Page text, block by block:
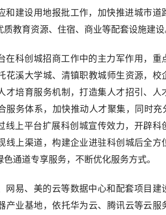
和建设用地报批工作，加快推进城市道
教育资源、住宿、商业等配套设施建设
在科创城招商工作中的主力军作用，重
花溪大学城、清镇职教城师生资源，校
才培育服务机制，打造集人才招引、人
服务体系，加快推动人才聚集，同时充
线上平台扩展科创城宣传效力，开辟科
线上渠道，构建企业进驻科创城后全方
通道专享服务，不断优化服务方式。
网易、美的云等数据中心和配套项目建
产业基地，依托华为云、腾讯云等云服